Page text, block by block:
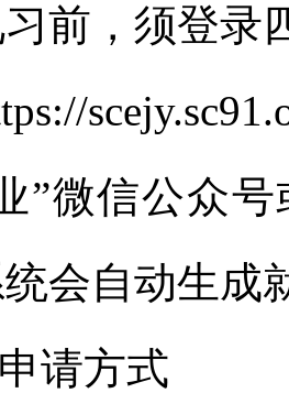
前，须登录
”微信公众
会自动生成
请方式